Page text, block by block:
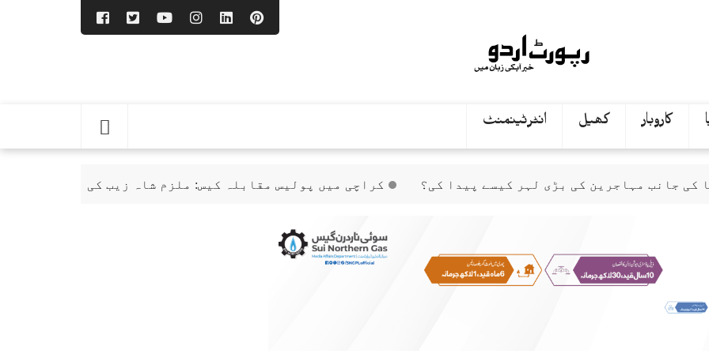
کاروبار کھیل انٹرٹینمنٹ
کی بڑی لہر کیسے پیدا کی؟ کراچی میں پولیس مقابلہ کیس: ملزم شاہ زیب کی ضمانت منظور